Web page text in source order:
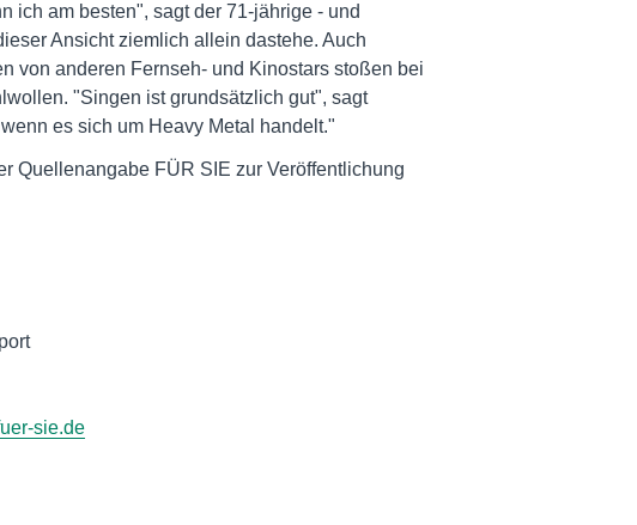
ich am besten", sagt der 71-jährige - und
Ansicht ziemlich allein dastehe. Auch
von anderen Fernseh- und Kinostars stoßen bei
"Singen ist grundsätzlich gut", sagt
es sich um Heavy Metal handelt."
Quellenangabe FÜR SIE zur Veröffentlichung
sie.de